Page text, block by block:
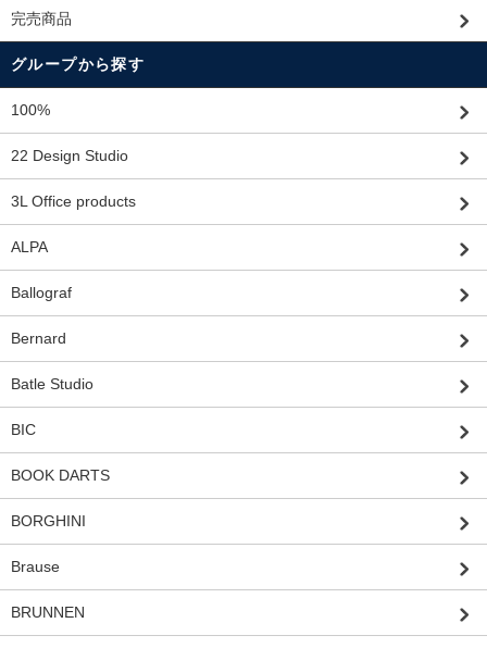
完売商品
グループから探す
100%
22 Design Studio
3L Office products
ALPA
Ballograf
Bernard
Batle Studio
BIC
BOOK DARTS
BORGHINI
Brause
BRUNNEN